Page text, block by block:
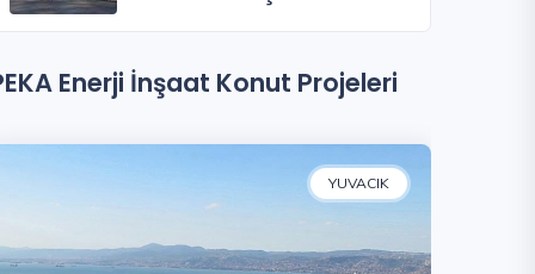
Enerji İnşaat Konut Projeleri
YUVACIK